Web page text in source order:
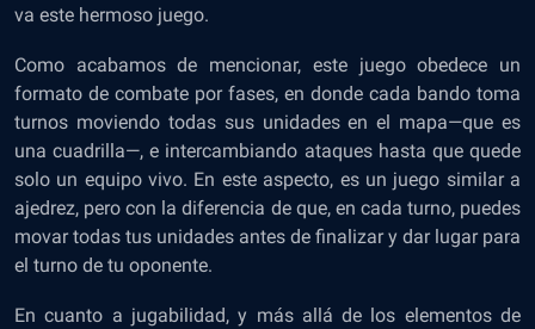
va este hermoso juego.
Como acabamos de mencionar, este juego obedece un
formato de combate por fases, en donde cada bando toma
turnos moviendo todas sus unidades en el mapa—que es
una cuadrilla—, e intercambiando ataques hasta que quede
solo un equipo vivo. En este aspecto, es un juego similar a
ajedrez, pero con la diferencia de que, en cada turno, puedes
movar todas tus unidades antes de finalizar y dar lugar para
el turno de tu oponente.
En cuanto a jugabilidad, y más allá de los elementos de